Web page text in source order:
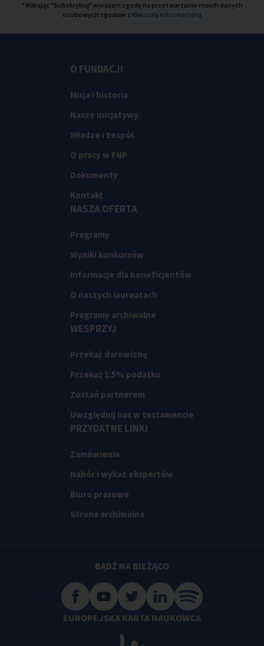
* Klikając "Subskrybuj" wyrażam zgodę na przetwarzanie moich danych
osobowych zgodnie z Klauzulą informacyjną
O FUNDACJI
Misja i historia
Nasze inicjatywy
Władze i zespół
O pracy w FNP
Dokumenty
Kontakt
NASZA OFERTA
Programy
Wyniki konkursów
Informacje dla beneficjentów
O naszych laureatach
Programy archiwalne
WESPRZYJ
Przekaż darowiznę
Przekaż 1.5% podatku
Zostań partnerem
Uwzględnij nas w testamencie
PRZYDATNE LINKI
Zamówienia
Nabór i wykaz ekspertów
Biuro prasowe
Strona archiwalna
BĄDŹ NA BIEŻĄCO
EUROPEJSKA KARTA NAUKOWCA